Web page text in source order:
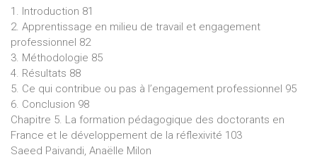
1. Introduction 81
2. Apprentissage en milieu de travail et engagement
professionnel 82
3. Méthodologie 85
4. Résultats 88
5. Ce qui contribue ou pas à l’engagement professionnel 95
6. Conclusion 98
Chapitre 5. La formation pédagogique des doctorants en
France et le développement de la réflexivité 103
Saeed Paivandi, Anaëlle Milon